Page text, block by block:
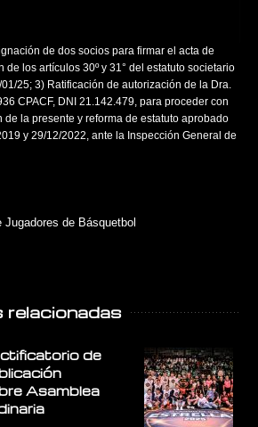
de dos socios para firmar el acta de
de los artículos 30º y 31° del estatuto societario
25; 3) Ratificación de autorización de la Dra.
CPACF, DNI 21.142.479, para proceder con
de la presente y reforma de estatuto aprobado
y 29/12/2022, ante la Inspección General de
de Básquetbol
relacionadas
de
Asamblea